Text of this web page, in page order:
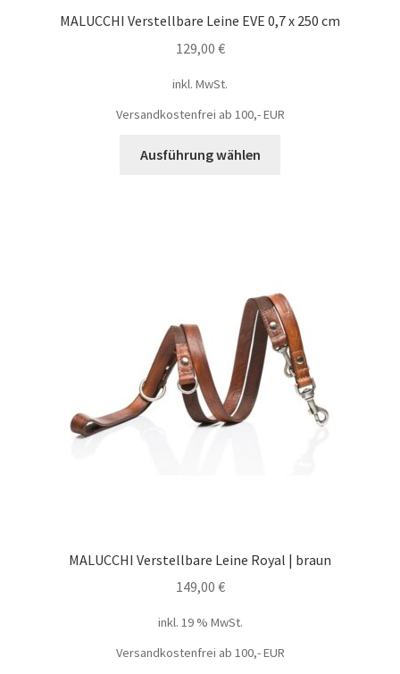
MALUCCHI Verstellbare Leine EVE 0,7 x 250 cm
129,00 €
inkl. MwSt.
Versandkostenfrei ab 100,- EUR
Ausführung wählen
MALUCCHI Verstellbare Leine Royal | braun
149,00 €
inkl. 19 % MwSt.
Versandkostenfrei ab 100,- EUR